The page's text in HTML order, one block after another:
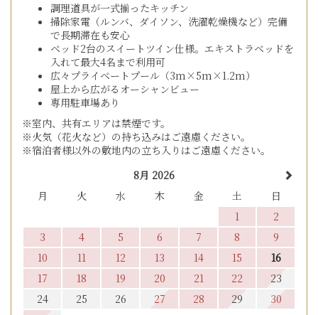
調理道具が一式揃ったキッチン
掃除家電（ルンバ、ダイソン、洗濯乾燥機など）完備
で長期滞在も安心
ベッド2台のスイートツイン仕様。エキストラベッドを
入れて最大4名まで利用可
広々プライベートプール（3m×5m×1.2m）
屋上から広がるオーシャンビュー
専用駐車場あり
※室内、共有エリアは禁煙です。
※火気（花火など）の持ち込みはご遠慮ください。
※宿泊者様以外の敷地内の立ち入りはご遠慮ください。
8月 2026
月
火 水 木 金 土
日
1
2
3
4 5 6 7 8
9
10
11 12 13 14 15
16
17
18 19 20 21 22
23
24
25 26 27 28 29
30